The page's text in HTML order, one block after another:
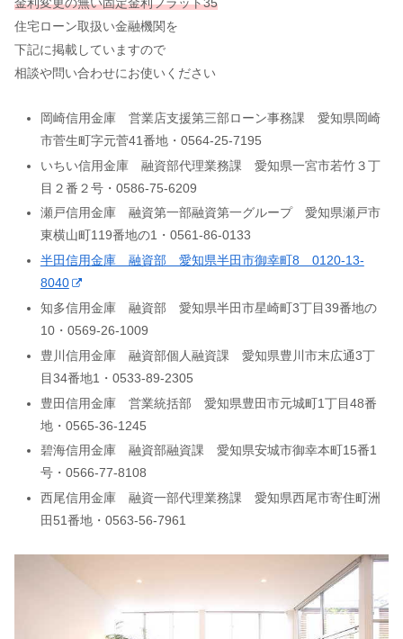
住宅ローン取扱い金融機関を
下記に掲載していますので
相談や問い合わせにお使いください
岡崎信用金庫 営業店支援第三部ローン事務課 愛知県岡崎
市菅生町字元菅41番地・0564-25-7195
いちい信用金庫 融資部代理業務課 愛知県一宮市若竹３丁
目２番２号・0586-75-6209
瀬戸信用金庫 融資第一部融資第一グループ 愛知県瀬戸市
東横山町119番地の1・0561-86-0133
半田信用金庫 融資部 愛知県半田市御幸町8 0120-13-
8040
知多信用金庫 融資部 愛知県半田市星崎町3丁目39番地の
10・0569-26-1009
豊川信用金庫 融資部個人融資課 愛知県豊川市末広通3丁
目34番地1・0533-89-2305
豊田信用金庫 営業統括部 愛知県豊田市元城町1丁目48番
地・0565-36-1245
碧海信用金庫 融資部融資課 愛知県安城市御幸本町15番1
号・0566-77-8108
西尾信用金庫 融資一部代理業務課 愛知県西尾市寄住町洲
田51番地・0563-56-7961